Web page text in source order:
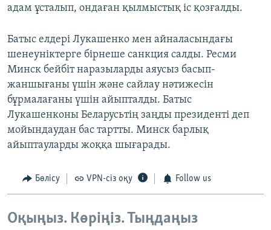
адам ұсталып, ондаған қылмыстық іс қозғалды.
Батыс елдері Лукашенко мен айналасындағы
шенеуніктерге бірнеше санкция салды. Ресми
Минск бейбіт наразыларды аяусыз басып-
жаншығаны үшін және сайлау нәтижесін
бұрмалағаны үшін айыпталды. Батыс
Лукашенконы Беларусьтің заңды президенті деп
мойындаудан бас тартты. Минск барлық
айыптауларды жоққа шығарады.
Бөлісу VPN-сіз оқу Follow us
Оқыңыз. Көріңіз. Тыңдаңыз